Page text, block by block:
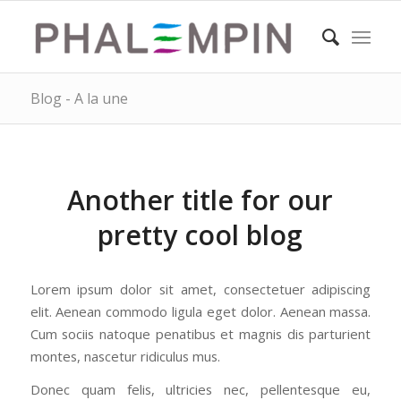
Blog - A la une
Another title for our
pretty cool blog
Lorem ipsum dolor sit amet, consectetuer adipiscing
elit. Aenean commodo ligula eget dolor. Aenean massa.
Cum sociis natoque penatibus et magnis dis parturient
montes, nascetur ridiculus mus.
Donec quam felis, ultricies nec, pellentesque eu,